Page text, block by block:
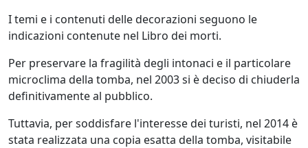
I temi e i contenuti delle decorazioni seguono le
indicazioni contenute nel Libro dei morti.
Per preservare la fragilità degli intonaci e il particolare
microclima della tomba, nel 2003 si è deciso di chiuderla
definitivamente al pubblico.
Tuttavia, per soddisfare l'interesse dei turisti, nel 2014 è
stata realizzata una copia esatta della tomba, visitabile